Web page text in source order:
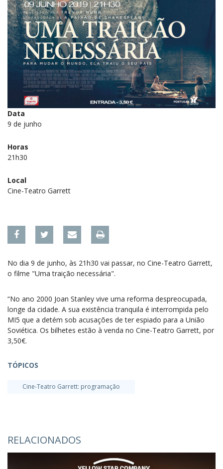
Data
9 de junho
Horas
21h30
Local
Cine-Teatro Garrett
No dia 9 de junho, às 21h30 vai passar, no Cine-Teatro Garrett,
o filme "Uma traição necessária".
“No ano 2000 Joan Stanley vive uma reforma despreocupada,
longe da cidade. A sua existência tranquila é interrompida pelo
MI5 que a detém sob acusações de ter espiado para a União
Soviética. Os bilhetes estão à venda no Cine-Teatro Garrett, por
3,50€.
TÓPICOS
Cine-Teatro Garrett: programação
RELACIONADOS